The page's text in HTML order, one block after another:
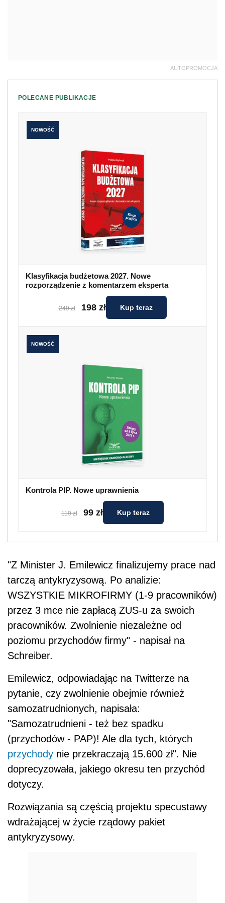
AUTOPROMOCJA
POLECANE PUBLIKACJE
NOWOŚĆ
Klasyfikacja budżetowa 2027. Nowe
rozporządzenie z komentarzem eksperta
249 zł 198 zł Kup teraz
NOWOŚĆ
Kontrola PIP. Nowe uprawnienia
119 zł 99 zł Kup teraz
"Z Minister J. Emilewicz finalizujemy prace nad
tarczą antykryzysową. Po analizie:
WSZYSTKIE MIKROFIRMY (1-9 pracowników)
przez 3 mce nie zapłacą ZUS-u za swoich
pracowników. Zwolnienie niezależne od
poziomu przychodów firmy" - napisał na
Schreiber.
Emilewicz, odpowiadając na Twitterze na
pytanie, czy zwolnienie obejmie również
samozatrudnionych, napisała:
"Samozatrudnieni - też bez spadku
(przychodów - PAP)! Ale dla tych, których
przychody nie przekraczają 15.600 zł". Nie
doprecyzowała, jakiego okresu ten przychód
dotyczy.
Rozwiązania są częścią projektu specustawy
wdrażającej w życie rządowy pakiet
antykryzysowy.